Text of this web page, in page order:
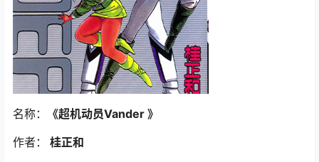
名称：
《超机动员Vander 》
作者：
桂正和